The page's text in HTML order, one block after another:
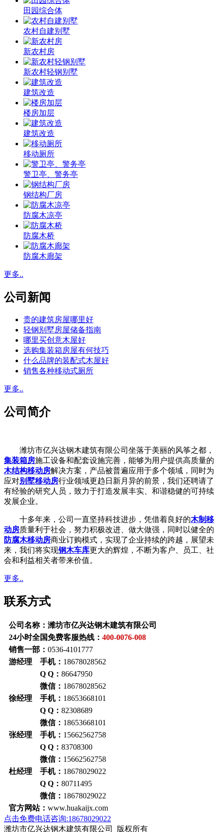
田园综合体
农村自建别墅
新农村房
新农村轻钢别墅
建筑改造
楼房加层
建筑改造
移动厕所
警卫亭、警务亭
钢结构厂房
防腐木凉亭
防腐木桥
防腐木廊架
更多..
公司新闻
贵的建筑房屋哪里好
轻钢别墅房屋储备指南
哪里买创意木屋好
选购集装箱房屋有何技巧
什么品牌的装配式木屋好
销售各种移动式厕所
更多..
公司简介
潍坊市亿兴达钢木建筑有限公司坐落于美丽的风筝之都，
集装箱房施工设备和配套设施完善，能够为用户提供高质量的
木结构移动房解决方案，产品被普遍应用于多个领域，同时为
应对别墅移动房行业领域更趋日新月异的前景，我们还聘请了
有经验的研究人员，致力于打造发展丰实、和谐稳健的可持续
发展企业。
十多年来，公司一直坚持科技进步，凭借着良好的木制移
动房质量利于社会，努力积极改进、做大做强，同时以健全的
防腐木移动房商业订购模式，实现了企业持续的跨越，展望未
来，我们将实现钢木车库更大的辉煌，不断为客户、员工、社
会和利益相关者带来价值。
更多..
联系方式
公司名称：潍坊市亿兴达钢木建筑有限公司
24小时全国免费客服热线： 400-0076-008
销售一部： 0536-4101777
游经理 手机： 18678028562
Q Q： 86647950
微信： 18678028562
徐经理 手机： 18653668101
Q Q： 82308689
微信： 18653668101
张经理 手机： 15662562758
Q Q： 83708300
微信： 15662562758
杜经理 手机： 18678029022
Q Q： 80711495
微信： 18678029022
官方网站： www.huakaijx.com
点击免费电话咨询:18678029022
潍坊市亿兴达钢木建筑有限公司 版权所有